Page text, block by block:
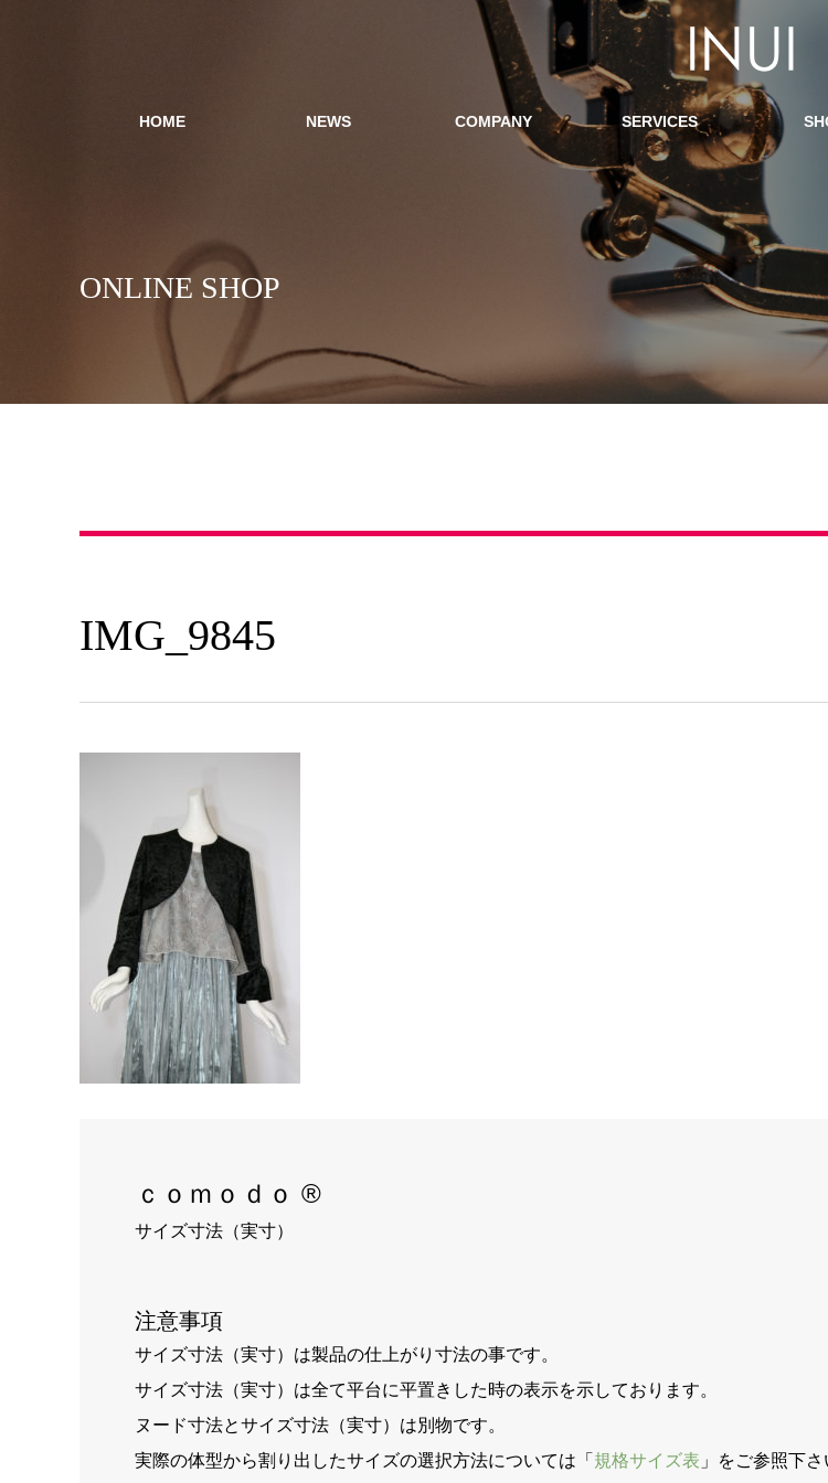
HOME NEWS COMPANY SERVICES
ONLINE SHOP
IMG_9845
ｃｏｍｏｄｏ ®
サイズ寸法（実寸）
注意事項
サイズ寸法（実寸）は製品の仕上がり寸法の事です。
サイズ寸法（実寸）は全て平台に平置きした時の表示を示しております。
ヌード寸法とサイズ寸法（実寸）は別物です。
実際の体型から割り出したサイズの選択方法については「 規格サイズ表 」をご参照下さ